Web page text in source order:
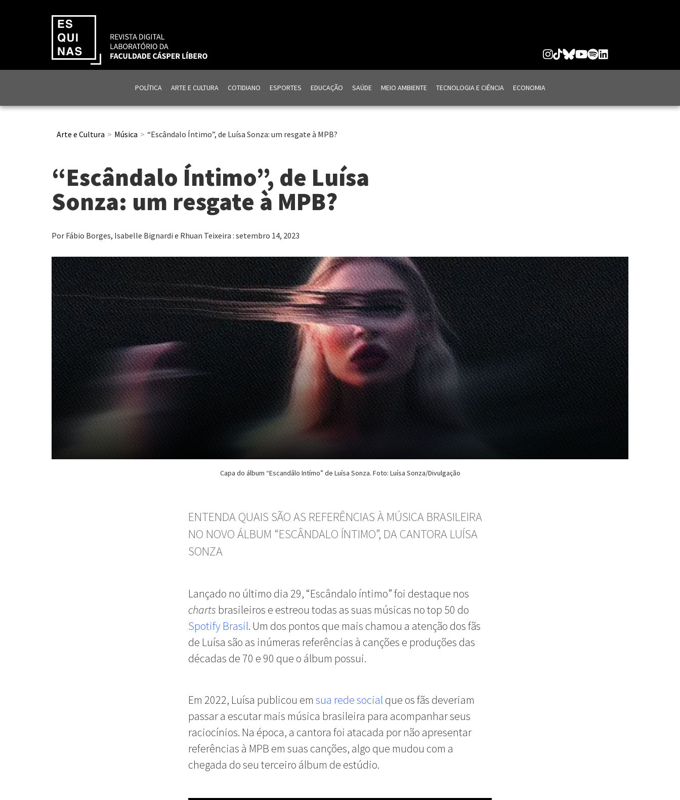
POLÍTICA ARTE E CULTURA COTIDIANO ESPORTES EDUCAÇÃO SAÚDE MEIO AMBIENTE TECNOLOGIA E CIÊNCIA ECONOMIA
Arte e Cultura Música “Escândalo Íntimo”, de Luísa Sonza: um resgate à MPB?
“Escândalo Íntimo”, de Luísa
Sonza: um resgate à MPB?
Por Fábio Borges, Isabelle Bignardi e Rhuan Teixeira : setembro 14, 2023
Capa do álbum “Escandâlo Intímo” de Luísa Sonza. Foto: Luísa Sonza/Divulgação
ENTENDA QUAIS SÃO AS REFERÊNCIAS À MÚSICA BRASILEIRA
NO NOVO ÁLBUM “ESCÂNDALO ÍNTIMO”, DA CANTORA LUÍSA
SONZA
Lançado no último dia 29, “Escândalo íntimo” foi destaque nos
charts brasileiros e estreou todas as suas músicas no top 50 do
Spotify Brasil. Um dos pontos que mais chamou a atenção dos fãs
de Luísa são as inúmeras referências à canções e produções das
décadas de 70 e 90 que o álbum possui.
Em 2022, Luísa publicou em sua rede social que os fãs deveriam
passar a escutar mais música brasileira para acompanhar seus
raciocínios. Na época, a cantora foi atacada por não apresentar
referências à MPB em suas canções, algo que mudou com a
chegada do seu terceiro álbum de estúdio.